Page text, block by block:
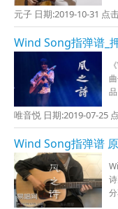
元子 日期:2019-10-31 点
Wind Song指弹谱_
唯音悦 日期:2019-07-25
Wind Song指弹谱